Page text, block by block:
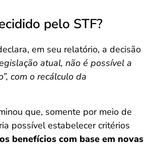
pelo STF?
em seu relatório, a decisão
atual, não é possível a
com o recálculo da
que, somente por meio de
possível estabelecer critérios
benefícios com base em novas